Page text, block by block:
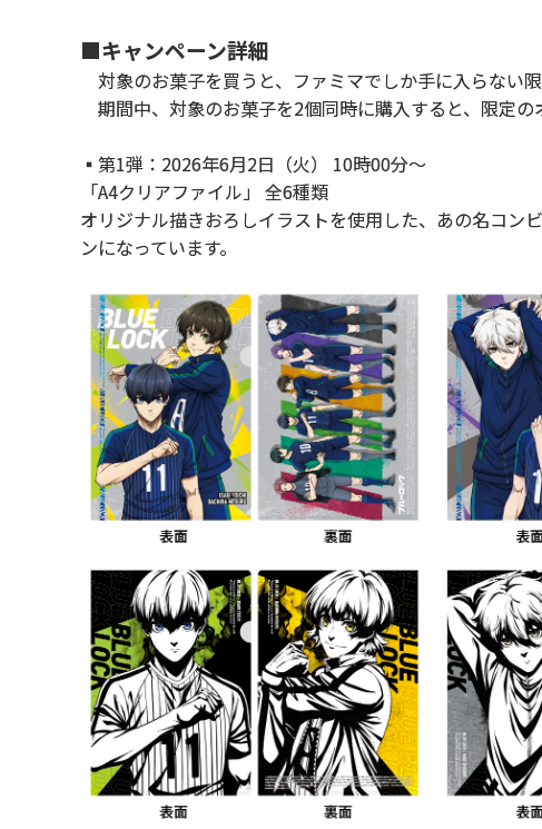
■キャンペーン詳細
対象のお菓子を買うと、ファミマでしか手に入らない
期間中、対象のお菓子を2個同時に購入すると、限定の
▪第1弾：2026年6月2日（火） 10時00分～
「A4クリアファイル」 全6種類
オリジナル描きおろしイラストを使用した、あの名コン
ンになっています。